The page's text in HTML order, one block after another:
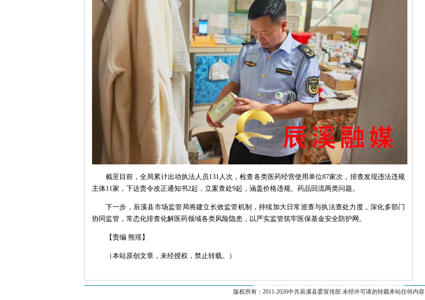
截至目前，全局累计出动执法人员131人次，检查各类医药经营使用单位87家次，排查发现违法违规
主体11家，下达责令改正通知书2起，立案查处9起，涵盖价格违规、药品回流两类问题。
下一步，辰溪县市场监管局将建立长效监管机制，持续加大日常巡查与执法查处力度，深化多部门
协同监管，常态化排查化解医药领域各类风险隐患，以严实监管筑牢医保基金安全防护网。
【责编 熊瑶】
（本站原创文章，未经授权，禁止转载。）
--------------------------------------------------------------
版权所有：2011-2026中共辰溪县委宣传部 未经许可请勿转载本站任何内容